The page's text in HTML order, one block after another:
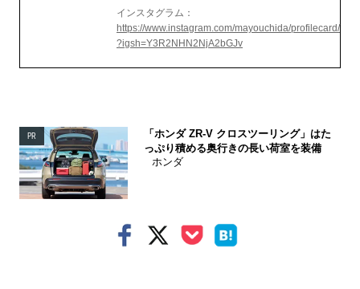
インスタグラム：
https://www.instagram.com/mayouchida/profilecard/
?igsh=Y3R2NHN2NjA2bGJv
PR
「ホンダ ZR-V クロスツーリング」はた
っぷり積める奥行きの長い荷室を装備
ホンダ